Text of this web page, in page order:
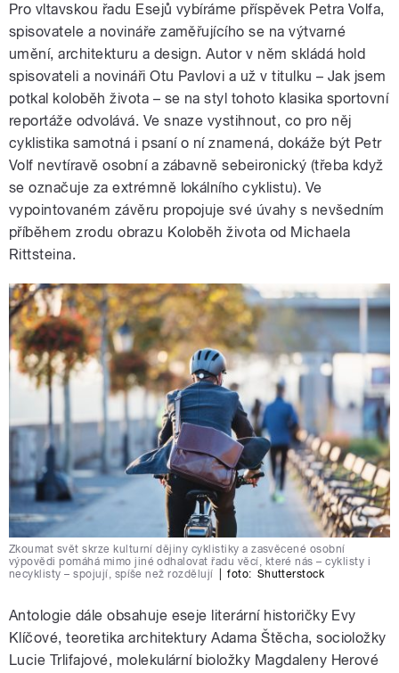
Pro vltavskou řadu Esejů vybíráme příspěvek Petra Volfa,
spisovatele a novináře zaměřujícího se na výtvarné
umění, architekturu a design. Autor v něm skládá hold
spisovateli a novináři Otu Pavlovi a už v titulku – Jak jsem
potkal koloběh života – se na styl tohoto klasika sportovní
reportáže odvolává. Ve snaze vystihnout, co pro něj
cyklistika samotná i psaní o ní znamená, dokáže být Petr
Volf nevtíravě osobní a zábavně sebeironický (třeba když
se označuje za extrémně lokálního cyklistu). Ve
vypointovaném závěru propojuje své úvahy s nevšedním
příběhem zrodu obrazu Koloběh života od Michaela
Rittsteina.
Zkoumat svět skrze kulturní dějiny cyklistiky a zasvěcené osobní
výpovědi pomáhá mimo jiné odhalovat řadu věcí, které nás – cyklisty i
necyklisty – spojují, spíše než rozdělují
foto: Shutterstock
Antologie dále obsahuje eseje literární historičky Evy
Klíčové, teoretika architektury Adama Štěcha, socioložky
Lucie Trlifajové, molekulární bioložky Magdaleny Herové